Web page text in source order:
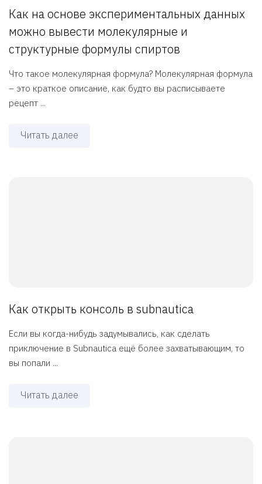
Как на основе экспериментальных данных
можно вывести молекулярные и
структурные формулы спиртов
Что такое молекулярная формула? Молекулярная формула
– это краткое описание, как будто вы расписываете
рецепт ...
Читать далее
Как открыть консоль в subnautica
Если вы когда-нибудь задумывались, как сделать
приключение в Subnautica ещё более захватывающим, то
вы попали ...
Читать далее